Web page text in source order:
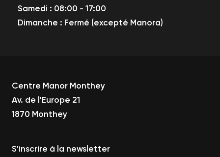
Samedi : 08:00 - 17:00
Dimanche : Fermé (excepté Manora)
Centre Manor Monthey
Av. de l'Europe 21
1870 Monthey
S'inscrire à la newsletter